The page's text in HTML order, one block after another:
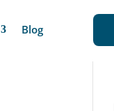
Blog